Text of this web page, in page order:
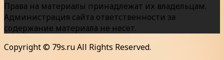
Права на материалы принадлежат их владельцам.
Администрация сайта ответственности за
содержание материала не несет.
Copyright © 79s.ru All Rights Reserved.